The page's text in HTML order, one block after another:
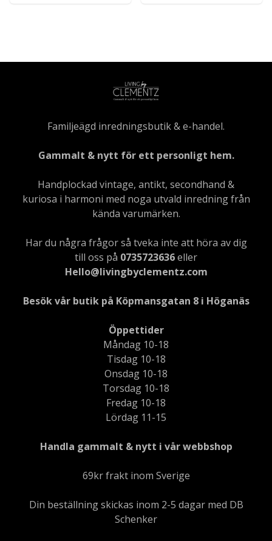
Familjeägd inredningsbutik & e-handel.
Gammalt & nytt för ett personligt hem.
Handplockad vintage, antikt, secondhand &
kuriosa i harmoni med noga utvald inredning från
kända varumärken.
Har du några frågor så tveka inte att höra av dig
till oss på 0735723636eller
Hello@livingbyclementz.com
Besök vår butik på Köpmansgatan 8 i Höganäs
Öppettider
Måndag 10-18
Tisdag 10-18
Onsdag 10-18
Torsdag 10-18
Fredag 10-18
Lördag 11-15
Handla gammalt & nytt i vår webbshop
69kr frakt inom Sverige
Din beställning skickas inom 2-5 dagar med DB
Schenker